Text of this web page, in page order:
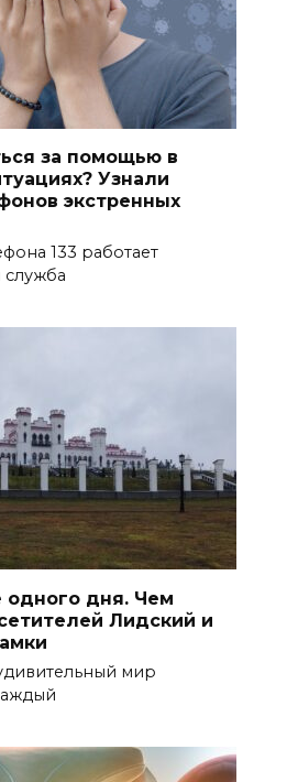
за помощью в
Узнали
экстренных
133 работает
служба
одного дня. Чем
Лидский и
мир